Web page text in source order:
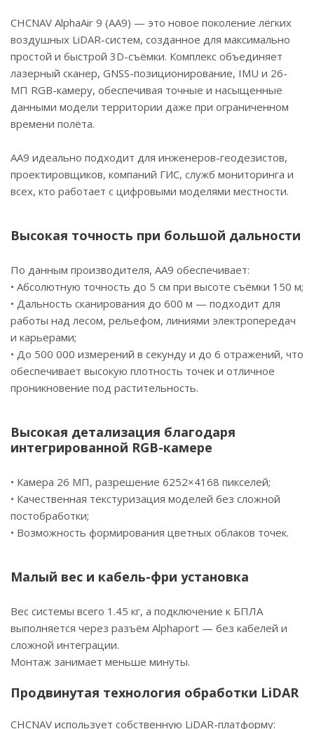
CHCNAV AlphaAir 9 (AA9) — это новое поколение лёгких
воздушных LiDAR-систем, созданное для максимально
простой и быстрой 3D-съёмки. Комплекс объединяет
лазерный сканер, GNSS-позиционирование, IMU и 26-
МП RGB-камеру, обеспечивая точные и насыщенные
данными модели территории даже при ограниченном
времени полёта.
AA9 идеально подходит для инженеров-геодезистов,
проектировщиков, компаний ГИС, служб мониторинга и
всех, кто работает с цифровыми моделями местности.
Высокая точность при большой дальности
По данным производителя, AA9 обеспечивает:
• Абсолютную точность до 5 см при высоте съёмки 150 м;
• Дальность сканирования до 600 м — подходит для
работы над лесом, рельефом, линиями электропередач
и карьерами;
• До 500 000 измерений в секунду и до 6 отражений, что
обеспечивает высокую плотность точек и отличное
проникновение под растительность.
Высокая детализация благодаря
интегрированной RGB-камере
• Камера 26 МП, разрешение 6252×4168 пикселей;
• Качественная текстуризация моделей без сложной
постобработки;
• Возможность формирования цветных облаков точек.
Малый вес и кабель-фри установка
Вес системы всего 1.45 кг, а подключение к БПЛА
выполняется через разъём Alphaport — без кабелей и
сложной интеграции.
Монтаж занимает меньше минуты.
Продвинутая технология обработки LiDAR
CHCNAV использует собственную LiDAR-платформу: